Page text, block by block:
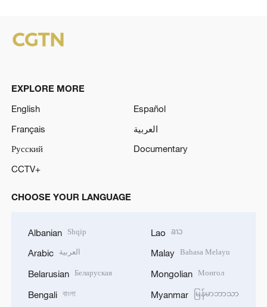
EXPLORE MORE
English
Español
Français
العربية
Русский
Documentary
CCTV+
CHOOSE YOUR LANGUAGE
Albanian Shqip
Arabic العربية
Belarusian Беларуская
Bengali বাংলা
Lao ລາວ
Malay Bahasa Melayu
Mongolian Монгол
Myanmar မြန်မာဘာသာ